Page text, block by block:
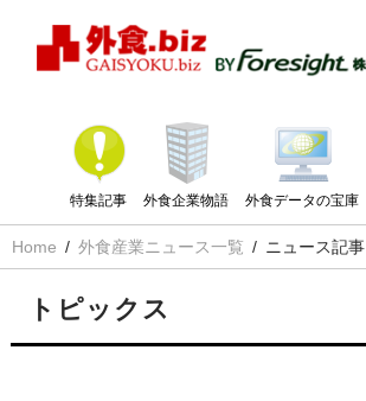
特集記事 外食企業物語 外食データの宝庫
Home 外食産業ニュース一覧 ニュース記事
トピックス